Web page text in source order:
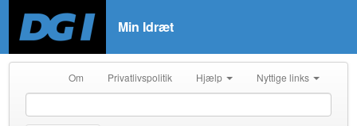
Min Idræt
Om Privatlivspolitik Hjælp Nyttige links